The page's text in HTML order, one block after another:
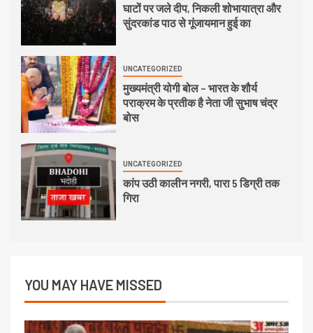
घाटों पर जले दीप, निकली शोभायात्रा और
सुंदरकांड पाठ से गूंजायमान हुई का
UNCATEGORIZED
मुख्यमंत्री योगी बोल – भारत के शौर्य
पराक्रम के प्रतीक है नेता जी सुभाष चंद्र
बोस
UNCATEGORIZED
कांप उठी कालीन नगरी, पारा 5 डिग्री तक
गिरा
YOU MAY HAVE MISSED